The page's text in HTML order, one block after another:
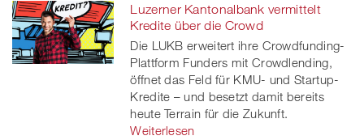
Luzerner Kantonalbank vermittelt
Kredite über die Crowd
Die LUKB erweitert ihre Crowdfunding-
Plattform Funders mit Crowdlending,
öffnet das Feld für KMU- und Startup-
Kredite – und besetzt damit bereits
heute Terrain für die Zukunft.
Weiterlesen